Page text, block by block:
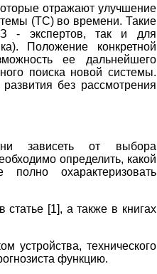
отражают улучшение
(ТС) во времени. Такие
- экспертов, так и для
Положение конкретной
ее дальнейшего
поиска новой системы.
без рассмотрения
зависеть от выбора
определить, какой
охарактеризовать
статье [1], а также в книгах
устройства, технического
функцию.